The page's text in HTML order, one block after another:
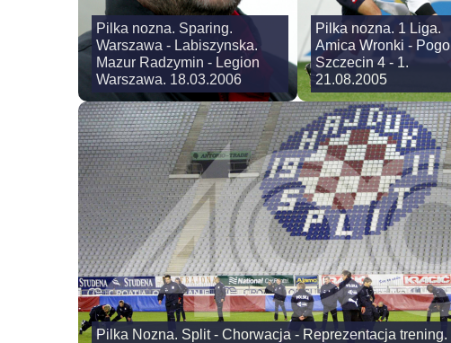
Pilka nozna. Sparing.
Warszawa - Labiszynska.
Mazur Radzymin - Legion
Warszawa. 18.03.2006
Pilka nozna. 1 Liga.
Amica Wronki -
Szczecin 4 - 1.
21.08.2005
Pilka Nozna. Split - Chorwacja - Reprezentacja